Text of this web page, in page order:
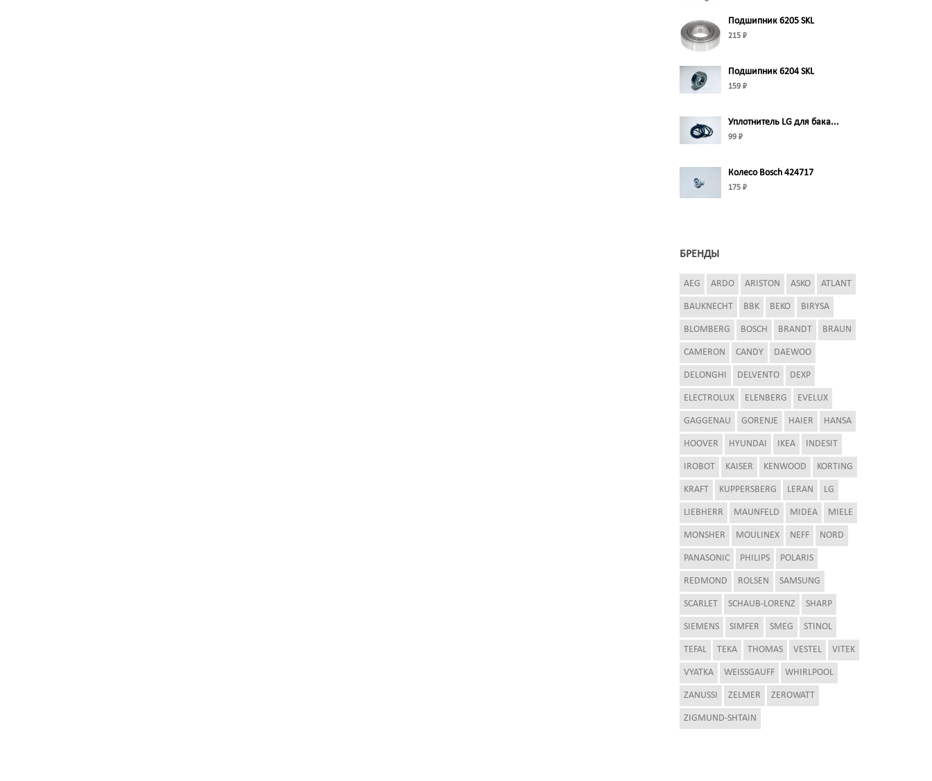
Подшипник 6205 SKL
215 ₽
Подшипник 6204 SKL
159 ₽
Уплотнитель LG для бака...
99 ₽
Колесо Bosch 424717
175 ₽
БРЕНДЫ
AEG ARDO ARISTON ASKO ATLANT
BAUKNECHT BBK BEKO BIRYSA
BLOMBERG BOSCH BRANDT BRAUN
CAMERON CANDY DAEWOO
DELONGHI DELVENTO DEXP
ELECTROLUX ELENBERG EVELUX
GAGGENAU GORENJE HAIER HANSA
HOOVER HYUNDAI IKEA INDESIT
IROBOT KAISER KENWOOD KORTING
KRAFT KUPPERSBERG LERAN LG
LIEBHERR MAUNFELD MIDEA MIELE
MONSHER MOULINEX NEFF NORD
PANASONIC PHILIPS POLARIS
REDMOND ROLSEN SAMSUNG
SCARLET SCHAUB-LORENZ SHARP
SIEMENS SIMFER SMEG STINOL
TEFAL TEKA THOMAS VESTEL VITEK
VYATKA WEISSGAUFF WHIRLPOOL
ZANUSSI ZELMER ZEROWATT
ZIGMUND-SHTAIN